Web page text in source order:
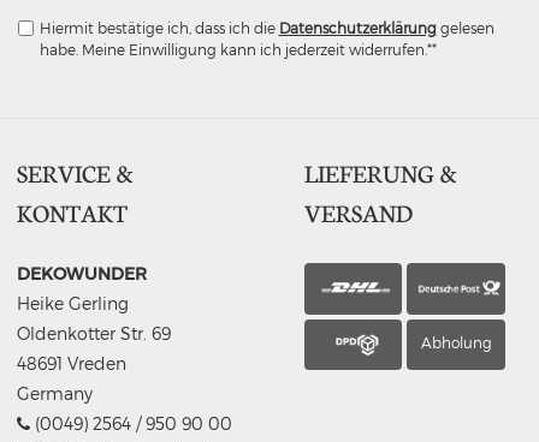
Hiermit bestätige ich, dass ich die Daten­schutz­erklärunggelesen
habe. Meine Einwilligung kann ich jederzeit widerrufen.**
SERVICE &
KONTAKT
DEKOWUNDER
Heike Gerling
Oldenkotter Str. 69
48691 Vreden
Germany
(0049) 2564 / 950 90 00
LIEFERUNG &
VERSAND
Abholung